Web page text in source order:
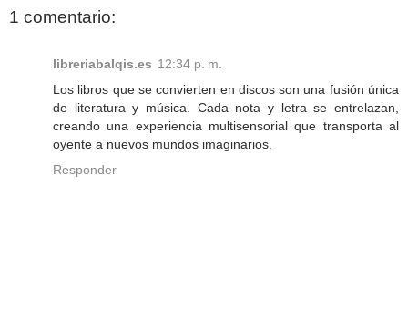
1 comentario:
libreriabalqis.es 12:34 p. m.
Los libros que se convierten en discos son una fusión única
de literatura y música. Cada nota y letra se entrelazan,
creando una experiencia multisensorial que transporta al
oyente a nuevos mundos imaginarios.
Responder